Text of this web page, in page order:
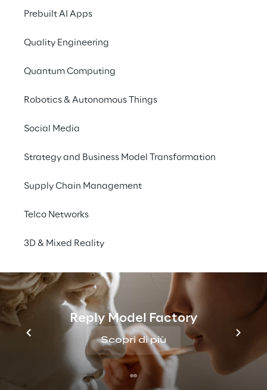
Prebuilt AI Apps
Quality Engineering
Quantum Computing
Robotics & Autonomous Things
Social Media
Strategy and Business Model Transformation
Supply Chain Management
Telco Networks
3D & Mixed Reality
Reply Model Factory
Scopri di più
piattaforma dati,
razionalizzazione e
armonizzazione dei KPI
Un’evoluzione cloud-
native per sostenere la
crescita globale
Amplifon , leader globale nel retail
internazionale con funzioni di business
molto esigenti e bisogni analitici in rapida
evoluzione, e per questo necessita di una
piattaforma dati capace di crescere
rapidamente senza compromettere
affidabilità ed efficienza. Negli ultimi anni
ha trasformato la propria data platform,
passando da un ambiente legacy a una